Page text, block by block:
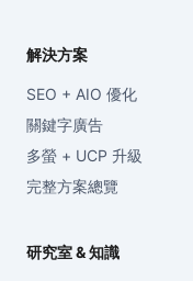
解決方案
SEO + AIO 優化
關鍵字廣告
多螢 + UCP 升級
完整方案總覽
研究室 & 知識